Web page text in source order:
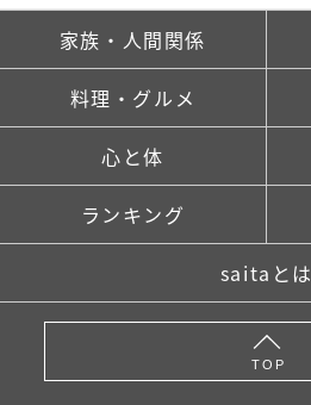
家族・人間関係
料理・グルメ
心と体
ランキング
saitaとは
TOP